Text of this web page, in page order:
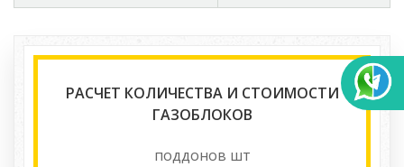
РАСЧЕТ КОЛИЧЕСТВА И СТОИМОСТИ
ГАЗОБЛОКОВ
поддонов шт